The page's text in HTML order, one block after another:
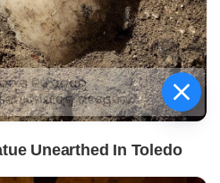
କିଟ୍‍ ଓ କିସ୍‍ ପକ୍ଷରୁ
ଜ୍ୟୋତିର୍ମୟୀଙ୍କୁ ଉଚ୍ଛ୍ୱସିତ
ସମ୍ବର୍ଦ୍ଧନା; ୫ଲକ୍ଷ ଟଙ୍କାର